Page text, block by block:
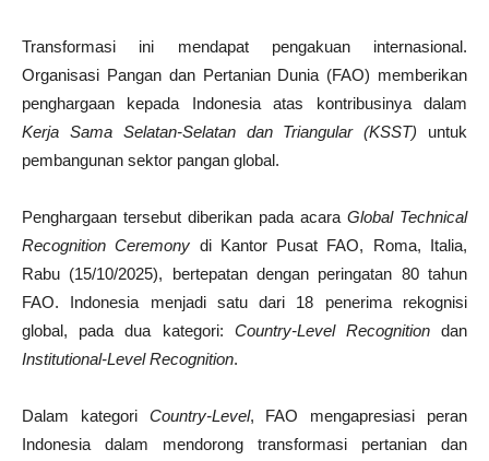
Transformasi ini mendapat pengakuan internasional.
Organisasi Pangan dan Pertanian Dunia (FAO) memberikan
penghargaan kepada Indonesia atas kontribusinya dalam
Kerja Sama Selatan-Selatan dan Triangular (KSST) untuk
pembangunan sektor pangan global.
Penghargaan tersebut diberikan pada acara Global Technical
Recognition Ceremony di Kantor Pusat FAO, Roma, Italia,
Rabu (15/10/2025), bertepatan dengan peringatan 80 tahun
FAO. Indonesia menjadi satu dari 18 penerima rekognisi
global, pada dua kategori: Country-Level Recognitiondan
Institutional-Level Recognition.
Dalam kategori Country-Level, FAO mengapresiasi peran
Indonesia dalam mendorong transformasi pertanian dan